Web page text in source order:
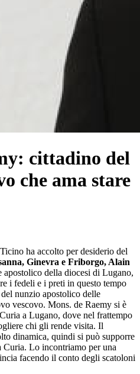
cittadino del
che ama stare
ha accolto per desiderio del
Ginevra e Friborgo, Alain
apostolico della diocesi di Lugano,
i fedeli e i preti in questo tempo
del nunzio apostolico delle
vescovo. Mons. de Raemy si è
a Lugano, dove nel frattempo
chi gli rende visita. Il
dinamica, quindi si può supporre
Curia. Lo incontriamo per una
facendo il conto degli scatoloni